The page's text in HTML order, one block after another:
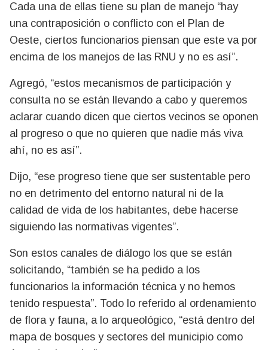
Cada una de ellas tiene su plan de manejo “hay
una contraposición o conflicto con el Plan de
Oeste, ciertos funcionarios piensan que este va por
encima de los manejos de las RNU y no es así”.
Agregó, “estos mecanismos de participación y
consulta no se están llevando a cabo y queremos
aclarar cuando dicen que ciertos vecinos se oponen
al progreso o que no quieren que nadie más viva
ahí, no es así”.
Dijo, “ese progreso tiene que ser sustentable pero
no en detrimento del entorno natural ni de la
calidad de vida de los habitantes, debe hacerse
siguiendo las normativas vigentes”.
Son estos canales de diálogo los que se están
solicitando, “también se ha pedido a los
funcionarios la información técnica y no hemos
tenido respuesta”. Todo lo referido al ordenamiento
de flora y fauna, a lo arqueológico, “está dentro del
mapa de bosques y sectores del municipio como